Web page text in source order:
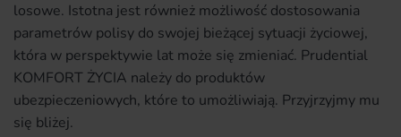
losowe. Istotna jest również możliwość dostosowania
parametrów polisy do swojej bieżącej sytuacji życiowej,
która w perspektywie lat może się zmieniać. Prudential
KOMFORT ŻYCIA należy do produktów
ubezpieczeniowych, które to umożliwiają. Przyjrzyjmy mu
się bliżej.